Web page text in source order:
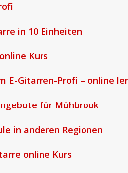
in 10 Einheiten
Kurs
E-Gitarren-Profi – online
für Mühbrook
in anderen Regionen
online Kurs